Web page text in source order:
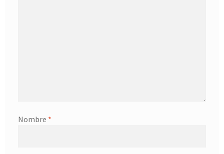
Nombre *